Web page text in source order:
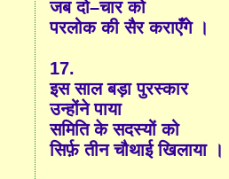
जब दो–चार को
परलोक की सैर कराएँगे ।
17.
इस साल बड़ा पुरस्कार
उन्होंने पाया
समिति के सदस्यों को
सिर्फ़ तीन चौथाई खिलाया ।